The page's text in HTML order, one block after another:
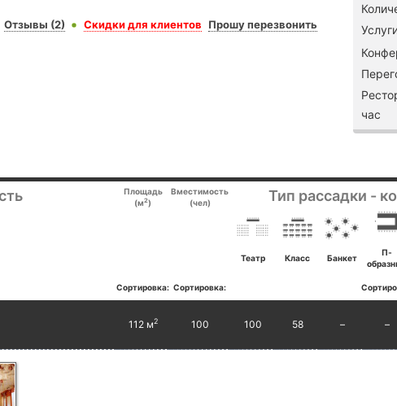
Отзывы (2) Скидки для клиентов Прошу перезвонить
час
Площадь
(м2)
Вместимость
(чел)
Тип рассадки -
Театр Класс Банкет
П-
Сортировка: Сортировка:
112 м2 100 100 58 – –